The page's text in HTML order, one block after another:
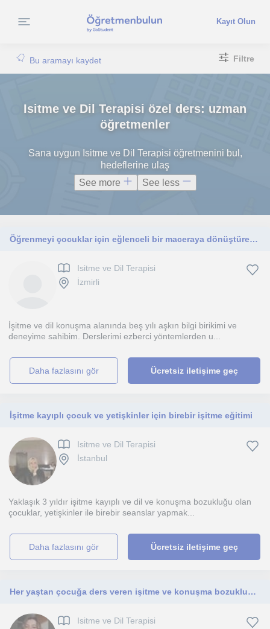
Kayıt Olun
Bu aramayı kaydet Filtre
Isitme ve Dil Terapisi özel ders: uzman
öğretmenler
Sana uygun Isitme ve Dil Terapisi öğretmenini bul,
hedeflerine ulaş
See more
See less
Öğrenmeyi çocuklar için eğlenceli bir maceraya dönüştüren yenilikçi bir eğitimciyim. Derslerim, dil, konuşma veya işitme alanında
Isitme ve Dil Terapisi
İzmirli
İşitme ve dil konuşma alanında beş yılı aşkın bilgi birikimi ve
deneyime sahibim. Derslerimi ezberci yöntemlerden u...
daha fazlasını gör Ücretsiz iletişime geç
İşitme kayıplı çocuk ve yetişkinler için birebir işitme eğitimi
Isitme ve Dil Terapisi
İstanbul
Yaklaşık 3 yıldır işitme kayıplı ve dil ve konuşma bozukluğu olan
çocuklar, yetişkinler ile birebir seanslar yapmak...
daha fazlasını gör Ücretsiz iletişime geç
Her yaştan çocuğa ders veren işitme ve konuşma bozuklukları uzmanı
Isitme ve Dil Terapisi